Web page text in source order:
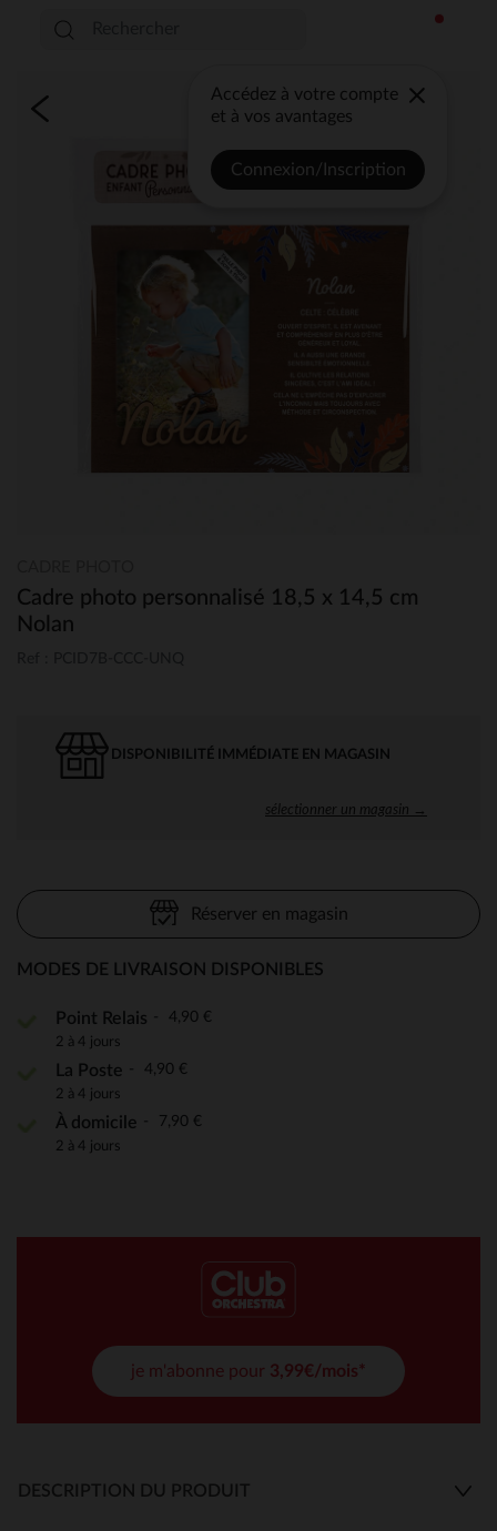
Accédez à votre compte
et à vos avantages
Connexion/Inscription
Cadre photo personnalisé 18,5 x 14,5 cm
Nolan
DISPONIBILITÉ IMMÉDIATE EN MAGASIN
sélectionner un magasin →
Réserver en magasin
MODES DE LIVRAISON DISPONIBLES
Point Relais 4,90 €
2 à 4 jours
La Poste 4,90 €
2 à 4 jours
À domicile 7,90 €
2 à 4 jours
je m'abonne pour 3,99€/mois*
DESCRIPTION DU PRODUIT